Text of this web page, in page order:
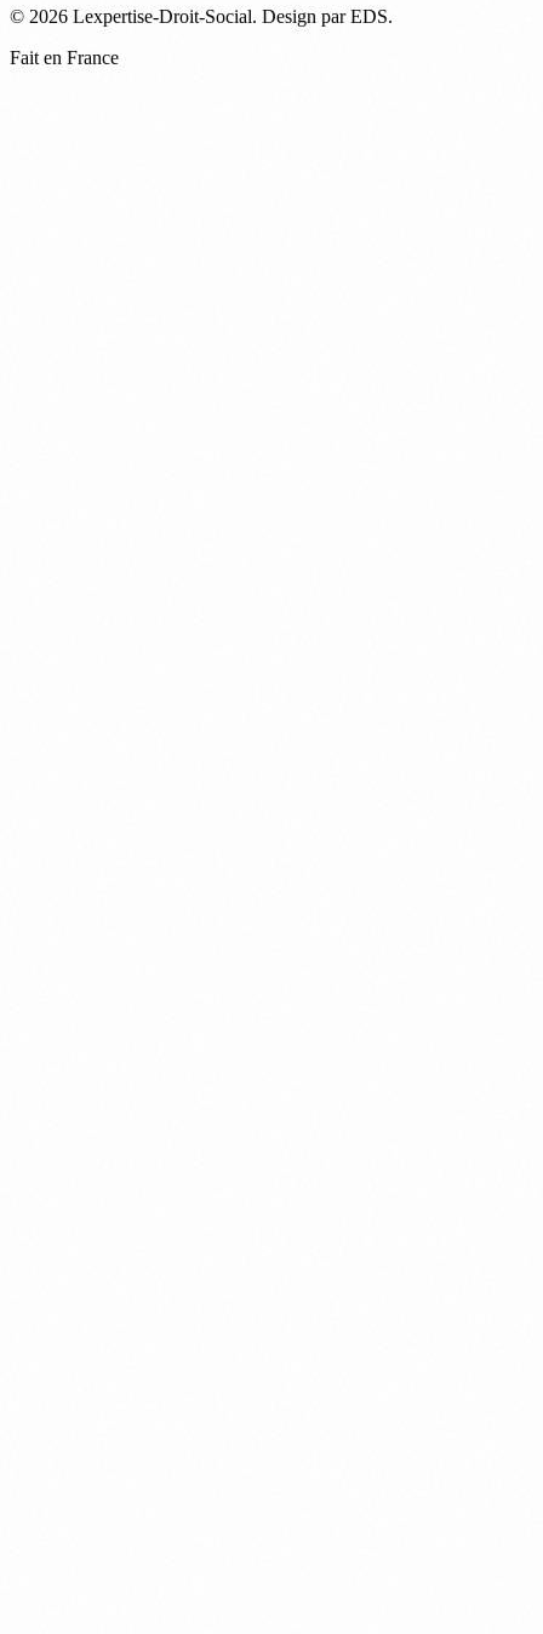
© 2026 Lexpertise-Droit-Social. Design par EDS.
Fait en France